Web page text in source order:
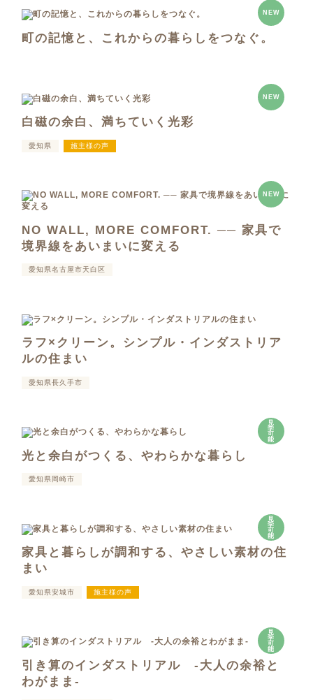
NEW
町の記憶と、これからの暮らしをつなぐ。
NEW
白磁の余白、満ちていく光彩
愛知県 施主様の声
NEW
NO WALL, MORE COMFORT. ── 家具で
境界線をあいまいに変える
愛知県名古屋市天白区
ラフ×クリーン。シンプル・インダストリア
ルの住まい
愛知県長久手市
見
学
可
能
光と余白がつくる、やわらかな暮らし
愛知県岡崎市
見
学
可
能
家具と暮らしが調和する、やさしい素材の住
まい
愛知県安城市 施主様の声
見
学
可
能
引き算のインダストリアル -大人の余裕と
わがまま-